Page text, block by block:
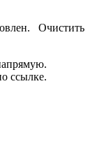
Очистить
ссылке.